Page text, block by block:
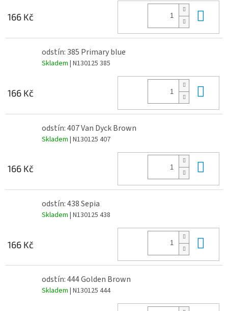
166 Kč
odstín: 385 Primary blue
Skladem | N130125 385
166 Kč
odstín: 407 Van Dyck Brown
Skladem | N130125 407
166 Kč
odstín: 438 Sepia
Skladem | N130125 438
166 Kč
odstín: 444 Golden Brown
Skladem | N130125 444